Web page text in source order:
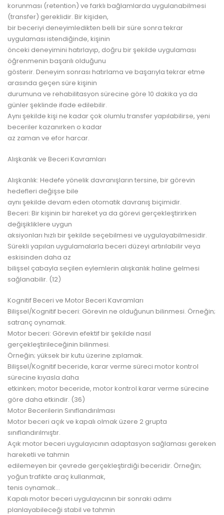
korunması (retention) ve farklı bağlamlarda uygulanabilmesi
(transfer) gereklidir. Bir kişiden,
bir beceriyi deneyimledikten belli bir süre sonra tekrar
uygulaması istendiğinde, kişinin
önceki deneyimini hatırlayıp, doğru bir şekilde uygulaması
öğrenmenin başarılı olduğunu
gösterir. Deneyim sonrası hatırlama ve başarıyla tekrar etme
arasında geçen süre kişinin
durumuna ve rehabilitasyon sürecine göre 10 dakika ya da
günler şeklinde ifade edilebilir.
Aynı şekilde kişi ne kadar çok olumlu transfer yapılabilirse, yeni
beceriler kazanırken o kadar
az zaman ve efor harcar.
Alışkanlık ve Beceri Kavramları
Alışkanlık: Hedefe yönelik davranışların tersine, bir görevin
hedefleri değişse bile
aynı şekilde devam eden otomatik davranış biçimidir.
Beceri: Bir kişinin bir hareket ya da görevi gerçekleştirirken
değişikliklere uygun
aksiyonları hızlı bir şekilde seçebilmesi ve uygulayabilmesidir.
Sürekli yapılan uygulamalarla beceri düzeyi artırılabilir veya
eskisinden daha az
bilişsel çabayla seçilen eylemlerin alışkanlık haline gelmesi
sağlanabilir. (12)
Kognitif Beceri ve Motor Beceri Kavramları
Bilişsel/Kognitif beceri: Görevin ne olduğunun bilinmesi. Örneğin;
satranç oynamak.
Motor beceri: Görevin efektif bir şekilde nasıl
gerçekleştirileceğinin bilinmesi.
Örneğin; yüksek bir kutu üzerine zıplamak.
Bilişsel/Kognitif beceride, karar verme süreci motor kontrol
sürecine kıyasla daha
etkinken; motor beceride, motor kontrol karar verme sürecine
göre daha etkindir. (36)
Motor Becerilerin Sınıflandırılması
Motor beceri açık ve kapalı olmak üzere 2 grupta
sınıflandırılmıştır.
Açık motor beceri uygulayıcının adaptasyon sağlaması gereken
hareketli ve tahmin
edilemeyen bir çevrede gerçekleştirdiği beceridir. Örneğin;
yoğun trafikte araç kullanmak,
tenis oynamak…
Kapalı motor beceri uygulayıcının bir sonraki adımı
planlayabileceği stabil ve tahmin